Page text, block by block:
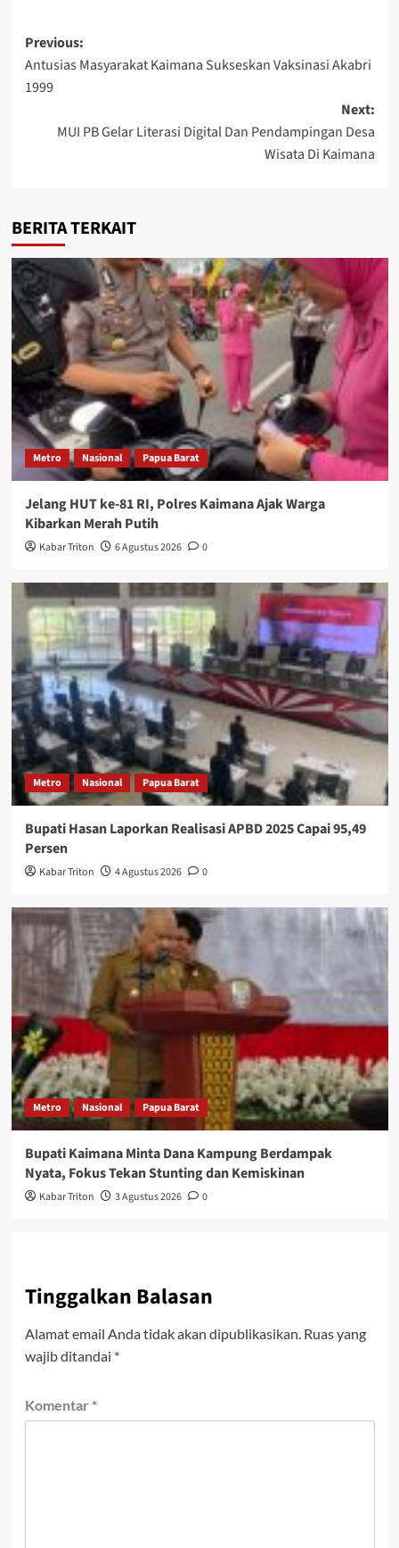
Post
navigation
Previous:
Antusias Masyarakat Kaimana Sukseskan Vaksinasi Akabri
1999
Next:
MUI PB Gelar Literasi Digital Dan Pendampingan Desa
Wisata Di Kaimana
BERITA TERKAIT
Metro Nasional Papua Barat
Jelang HUT ke-81 RI, Polres Kaimana Ajak Warga
Kibarkan Merah Putih
Kabar Triton 6 Agustus 2026 0
Metro Nasional Papua Barat
Bupati Hasan Laporkan Realisasi APBD 2025 Capai 95,49
Persen
Kabar Triton 4 Agustus 2026 0
Metro Nasional Papua Barat
Bupati Kaimana Minta Dana Kampung Berdampak
Nyata, Fokus Tekan Stunting dan Kemiskinan
Kabar Triton 3 Agustus 2026 0
Tinggalkan Balasan
Alamat email Anda tidak akan dipublikasikan. Ruas yang
wajib ditandai *
Komentar *